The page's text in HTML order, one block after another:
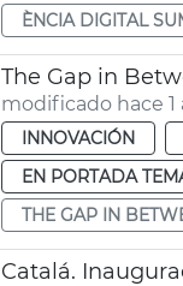
ÈNCIA DIGITAL
The Gap in
modificado hace 1
INNOVACIÓN
EN PORTADA
THE GAP IN
Catalá.